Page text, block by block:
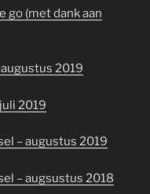
go (met dank aan
2019
2019
– augustus 2019
– augsustus 2018